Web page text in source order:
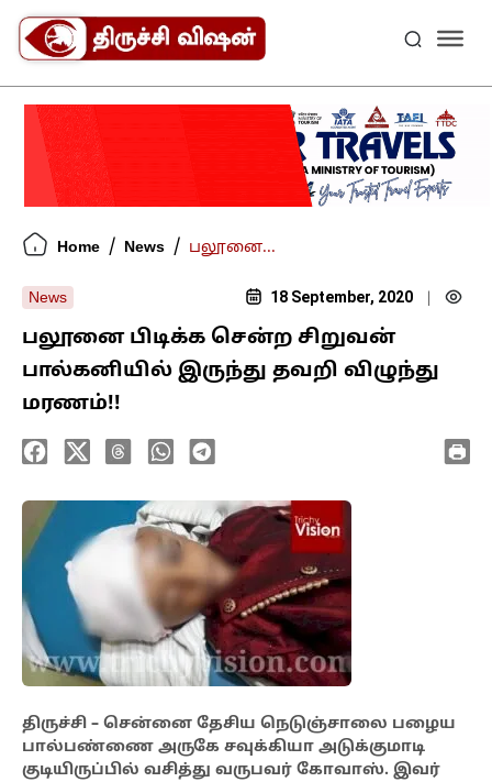
Home / News / பலூனை...
News 18 September, 2020
பலூனை பிடிக்க சென்ற சிறுவன்
பால்கனியில் இருந்து தவறி விழுந்து
மரணம்!!
திருச்சி – சென்னை தேசிய நெடுஞ்சாலை பழைய
பால்பண்ணை அருகே சவுக்கியா அடுக்குமாடி
குடியிருப்பில் வசித்து வருபவர் கோவாஸ். இவர்